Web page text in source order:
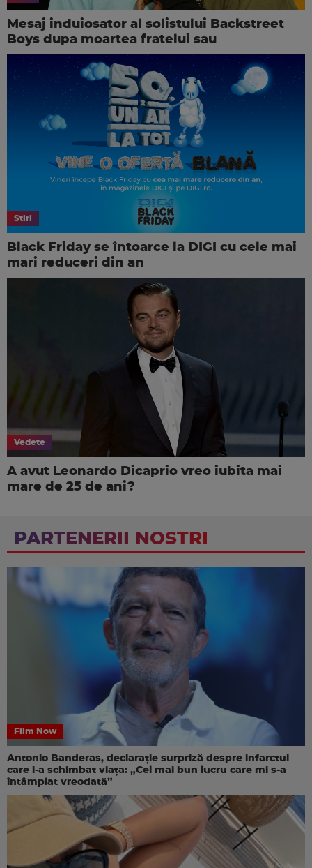
Mesaj induiosator al solistului Backstreet
Boys dupa moartea fratelui sau
Stiri
Black Friday se întoarce la DIGI cu cele mai
mari reduceri din an
Vedete
A avut Leonardo Dicaprio vreo iubita mai
mare de 25 de ani?
PARTENERII NOSTRI
Film Now
Antonio Banderas, declarație surpriză despre infarctul
care i-a schimbat viața: „Cel mai bun lucru care mi s-a
întâmplat vreodată”